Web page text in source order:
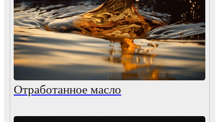
Отработанное масло